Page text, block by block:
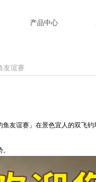
产品中心
友谊赛
友谊赛」在景色宜人的双飞钓